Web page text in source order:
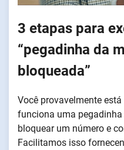
3 etapas para
“pegadinha da
bloqueada”
Você provavelmente
funciona uma
bloquear um número e
Facilitamos isso